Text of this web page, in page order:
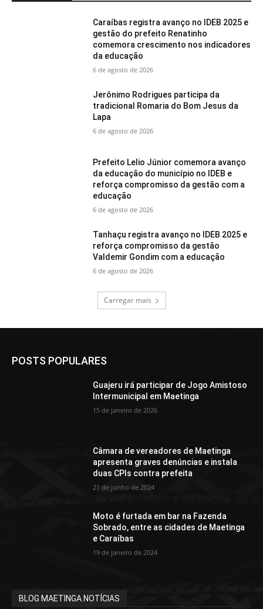
Caraíbas registra avanço no IDEB 2025 e
gestão do prefeito Renatinho
comemora crescimento nos indicadores
da educação
6 de agosto de 2026
Jerônimo Rodrigues participa da
tradicional Romaria do Bom Jesus da
Lapa
6 de agosto de 2026
Prefeito Lelio Júnior comemora avanço
da educação do município no IDEB e
reforça compromisso da gestão com a
educação
6 de agosto de 2026
Tanhaçu registra avanço no IDEB 2025 e
reforça compromisso da gestão
Valdemir Gondim com a educação
6 de agosto de 2026
Carregar mais
POSTS POPULARES
Guajeru irá participar de Jogo Amistoso
Intermunicipal em Maetinga
15 de janeiro de 2026
Câmara de vereadores de Maetinga
apresenta graves denúncias e instala
duas CPIs contra prefeita
21 de junho de 2024
Moto é furtada em bar na Fazenda
Sobrado, entre as cidades de Maetinga
e Caraíbas
19 de janeiro de 2024
BLOG MAETINGA NOTÍCIAS